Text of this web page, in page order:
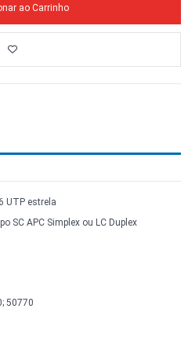
ao Carrinho
UTP estrela
SC APC Simplex ou LC Duplex
50770